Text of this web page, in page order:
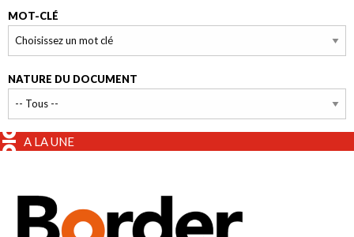
MOT-CLÉ
NATURE DU DOCUMENT
A LA UNE